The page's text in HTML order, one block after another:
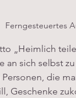
Ferngesteuertes
„Heimlich
an sich selbst
Personen, die
Geschenke